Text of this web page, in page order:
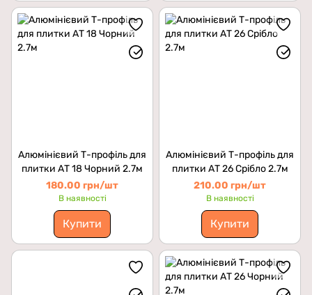
Алюмінієвий Т-профіль для
плитки АТ 18 Чорний 2.7м
180.00 грн/шт
В наявності
Купити
Алюмінієвий Т-профіль для
плитки АТ 26 Срібло 2.7м
210.00 грн/шт
В наявності
Купити